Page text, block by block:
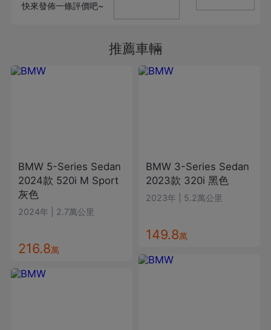
快來發佈一條評價吧~
推薦車輛
BMW 5-Series Sedan
2024款 520i M Sport
灰色
2024年 2.7萬公里
216.8萬
BMW 3-Series Sedan
2023款 320i 黑色
2023年 5.2萬公里
149.8萬